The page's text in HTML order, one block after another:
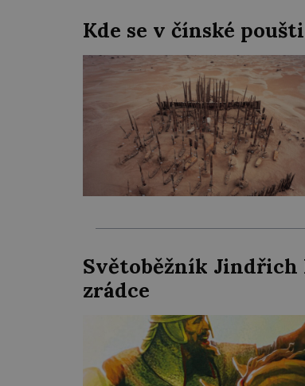
Kde se v čínské
Světoběžník Jindřich
zrádce